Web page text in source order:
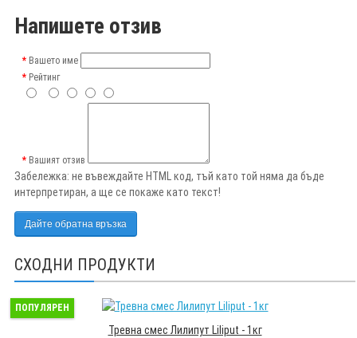
Напишете отзив
Вашето име
Рейтинг
Вашият отзив
Забележка: не въвеждайте HTML код, тъй като той няма да бъде
интерпретиран, а ще се покаже като текст!
Дайте обратна връзка
СХОДНИ ПРОДУКТИ
ПОПУЛЯРЕН
Тревна смес Лилипут Liliput - 1кг